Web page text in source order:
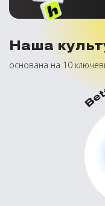
Наша
основана на 10